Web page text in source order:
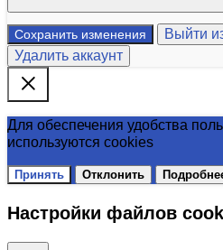
Сохранить изменения
Выйти
Удалить аккаунт
Для обеспечения удобства
используются cookies
Принять Отклонить
Настройки файлов